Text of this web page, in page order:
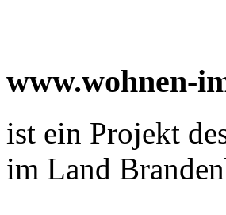
www.wohnen-
ist ein Projekt
im Land